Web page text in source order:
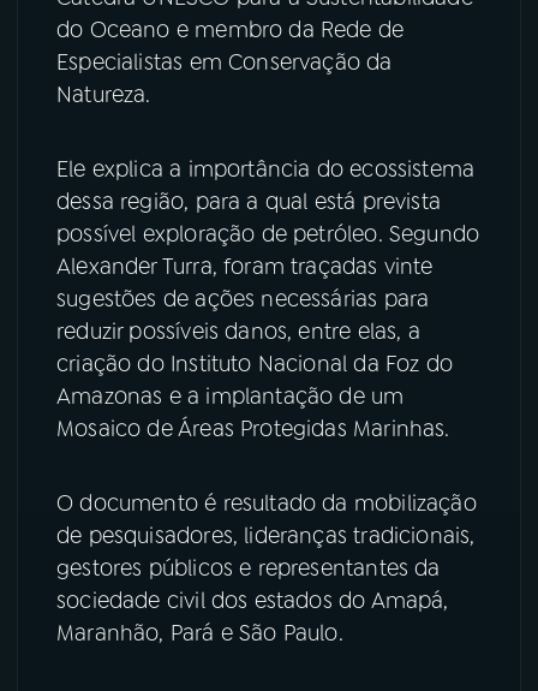
do Oceano e membro da Rede de
Especialistas em Conservação da
Natureza.
Ele explica a importância do ecossistema
dessa região, para a qual está prevista
possível exploração de petróleo. Segundo
Alexander Turra, foram traçadas vinte
sugestões de ações necessárias para
reduzir possíveis danos, entre elas, a
criação do Instituto Nacional da Foz do
Amazonas e a implantação de um
Mosaico de Áreas Protegidas Marinhas.
O documento é resultado da mobilização
de pesquisadores, lideranças tradicionais,
gestores públicos e representantes da
sociedade civil dos estados do Amapá,
Maranhão, Pará e São Paulo.